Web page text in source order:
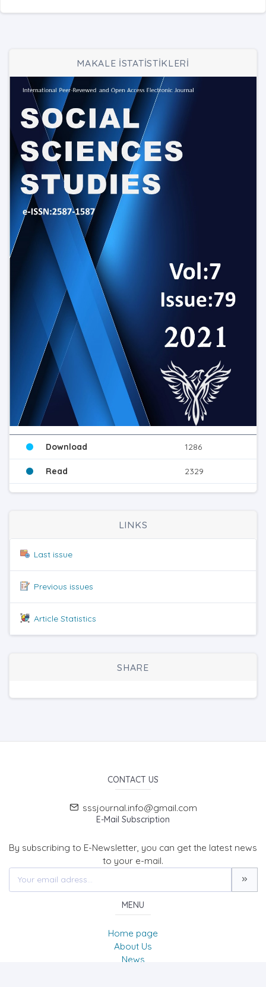
MAKALE İSTATİSTİKLERİ
Download 1286
Read 2329
LINKS
Last issue
Previous issues
Article Statistics
SHARE
CONTACT US
sssjournal.info@gmail.com
E-Mail Subscription
By subscribing to E-Newsletter, you can get the latest news
to your e-mail.
MENU
Home page
About Us
News